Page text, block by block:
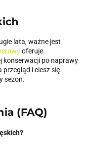
lata, ważne jest
oferuje
konserwacji po naprawy
i ciesz się
sezon.
(FAQ)